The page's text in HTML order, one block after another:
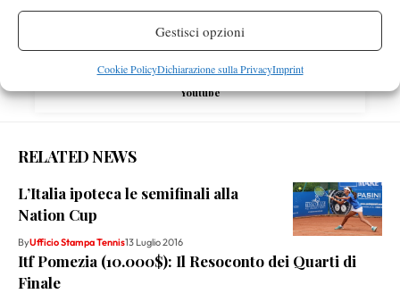
Gestisci opzioni
Cookie PolicyDichiarazione sulla PrivacyImprint
Youtube
RELATED NEWS
L’Italia ipoteca le semifinali alla
Nation Cup
ByUfficio Stampa Tennis13 Luglio 2016
Itf Pomezia (10.000$): Il Resoconto dei Quarti di
Finale